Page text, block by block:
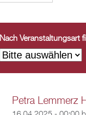
Nach Veranstaltungsart
Petra Lemmerz